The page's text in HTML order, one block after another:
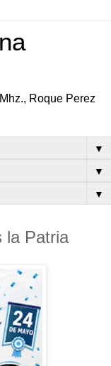
Roque Perez
▼
▼
▼
la Patria